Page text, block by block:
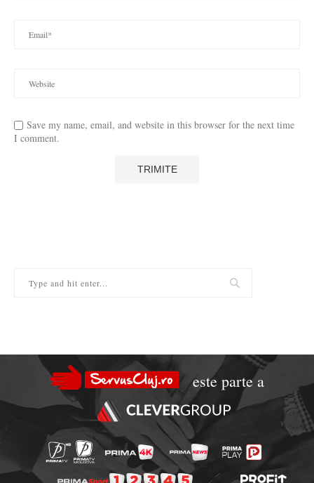
Save my name, email, and website in this browser for the next time
I comment.
este parte a